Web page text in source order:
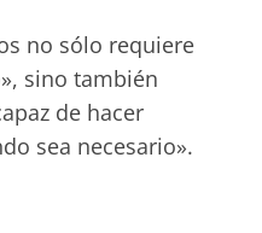
no sólo requiere
sino también
de hacer
sea necesario».